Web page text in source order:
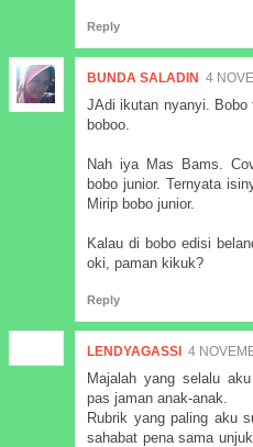
Reply
BUNDA SALADIN 4
JAdi ikutan nyanyi. Bobo
boboo.
Nah iya Mas Bams.
bobo junior. Ternyata
Mirip bobo junior.
Kalau di bobo edisi
oki, paman kikuk?
Reply
LENDYAGASSI 4
Majalah yang selalu
pas jaman anak-anak.
Rubrik yang paling aku
sahabat pena sama